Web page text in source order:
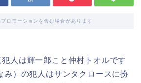
ロモーションを含む場合があります
犯人は輝一郎こと仲村トオルです
み）の犯人はサンタクロースに扮